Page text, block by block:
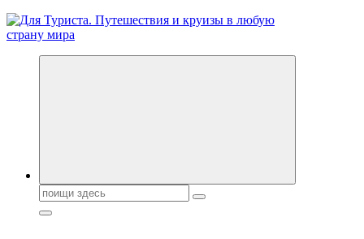
Новости туризма, куда поехать на отдых, где провести отпуск.
Поиск: